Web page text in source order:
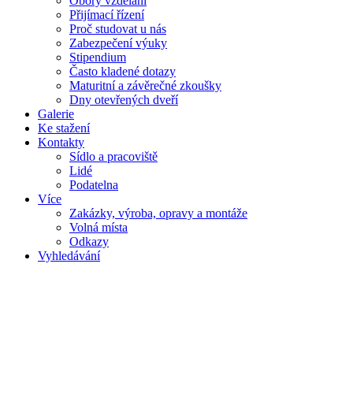
Přijímací řízení
Proč studovat u nás
Zabezpečení výuky
Stipendium
Často kladené dotazy
Maturitní a závěrečné zkoušky
Dny otevřených dveří
Galerie
Ke stažení
Kontakty
Sídlo a pracoviště
Lidé
Podatelna
Více
Zakázky, výroba, opravy a montáže
Volná místa
Odkazy
Vyhledávání